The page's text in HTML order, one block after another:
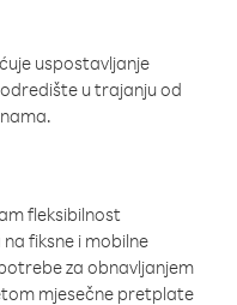
uspostavljanje
u trajanju od
fleksibilnost
fiksne i mobilne
za obnavljanjem
mjesečne pretplate